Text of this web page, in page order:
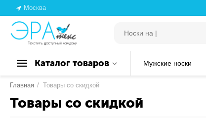
Москва
Каталог товаров Мужские носки
Главная / Товары со скидкой
Товары со скидкой